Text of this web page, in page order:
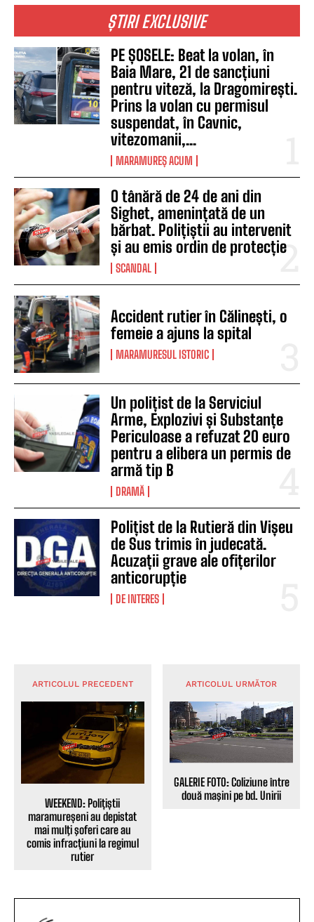
ȘTIRI EXCLUSIVE
PE ȘOSELE: Beat la volan, în
Baia Mare, 21 de sancțiuni
pentru viteză, la Dragomirești.
Prins la volan cu permisul
suspendat, în Cavnic,
vitezomanii,...
MARAMUREȘ ACUM
O tânără de 24 de ani din
Sighet, amenințată de un
bărbat. Polițiștii au intervenit
și au emis ordin de protecție
SCANDAL
Accident rutier în Călinești, o
femeie a ajuns la spital
MARAMURESUL ISTORIC
Un polițist de la Serviciul
Arme, Explozivi și Substanțe
Periculoase a refuzat 20 euro
pentru a elibera un permis de
armă tip B
DRAMĂ
Polițist de la Rutieră din Vișeu
de Sus trimis în judecată.
Acuzații grave ale ofițerilor
anticorupție
DE INTERES
ARTICOLUL PRECEDENT
WEEKEND: Polițiștii
maramureșeni au depistat
mai mulţi şoferi care au
comis infracțiuni la regimul
rutier
ARTICOLUL URMĂTOR
GALERIE FOTO: Coliziune între
două maşini pe bd. Unirii